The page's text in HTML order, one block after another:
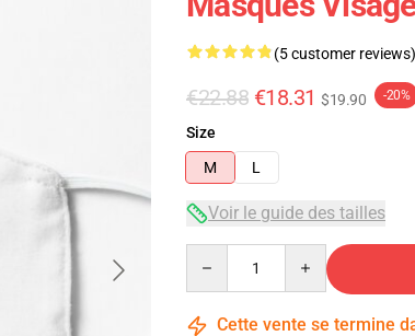
(5 customer reviews)
€22.88 €18.31 $19.90 -20%
Size
M
L
Voir le guide des tailles
Cette vente se termine